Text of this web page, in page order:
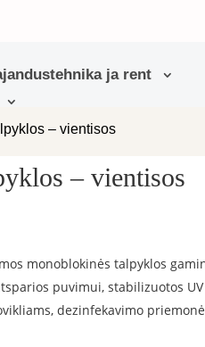
ja rent
– vientisos
– vientisos
monoblokinės talpyklos
puvimui, stabilizuotos
dezinfekavimo